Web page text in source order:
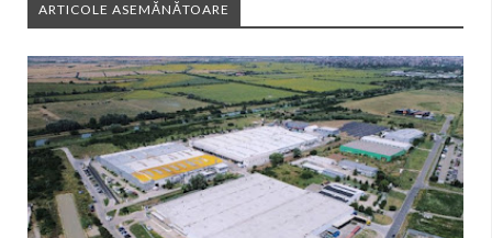
ARTICOLE ASEMĂNĂTOARE